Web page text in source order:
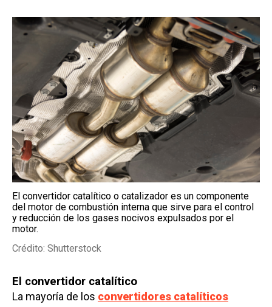
El convertidor catalítico o catalizador es un componente
del motor de combustión interna que sirve para el control
y reducción de los gases nocivos expulsados por el
motor.
Crédito: Shutterstock
El convertidor catalítico
La mayoría de los convertidores catalíticos